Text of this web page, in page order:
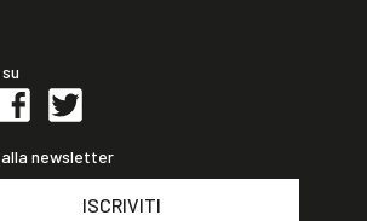
newsletter
ISCRIVITI